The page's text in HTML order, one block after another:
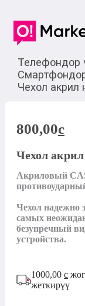
Телефондор
Чехол акрил
800,00c
Чехол
Акриловый
Чехол надежно
самых
безупречный
устройства.
1000,00 с
жеткирүү